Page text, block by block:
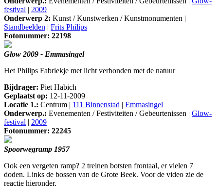
festival | 2009
Onderwerp 2: Kunst / Kunstwerken / Kunstmonumenten |
Standbeelden | Frits Philips
Fotonummer: 22198
Glow 2009 - Emmasingel
Het Philips Fabriekje met licht verbonden met de natuur
Bijdrager: Piet Habich
Geplaatst op: 12-11-2009
Locatie 1.: Centrum | 111 Binnenstad | Emmasingel
Onderwerp.: Evenementen / Festiviteiten / Gebeurtenissen | Glow-
festival | 2009
Fotonummer: 22245
Spoorwegramp 1957
Ook een vergeten ramp? 2 treinen botsten frontaal, er vielen 7
doden. Links de bossen van de Grote Beek. Voor de video zie de
reactie hieronder.